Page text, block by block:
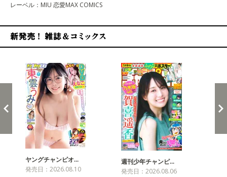
レーベル：MIU 恋愛MAX COMICS
ヤングチャンピオ…
発売日：2026.08.10
週刊少年チャンピ…
発売日：2026.08.06